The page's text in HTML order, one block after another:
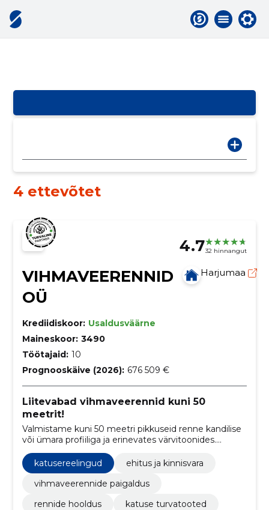
4 ettevõtet
4.732 hinnangut
VIHMAVEERENNID
OÜ
Harjumaa
Krediidiskoor: Usaldusväärne
Maineskoor: 3490
Töötajaid: 10
Prognooskäive (2026): 676 509 €
Liitevabad vihmaveerennid kuni 50
meetrit!
Valmistame kuni 50 meetri pikkuseid renne kandilise
või ümara profiiliga ja erinevates värvitoonides.
Paigaldame ja hooldame!
katusereelingud
ehitus ja kinnisvara
vihmaveerennide paigaldus
rennide hooldus
katuse turvatooted